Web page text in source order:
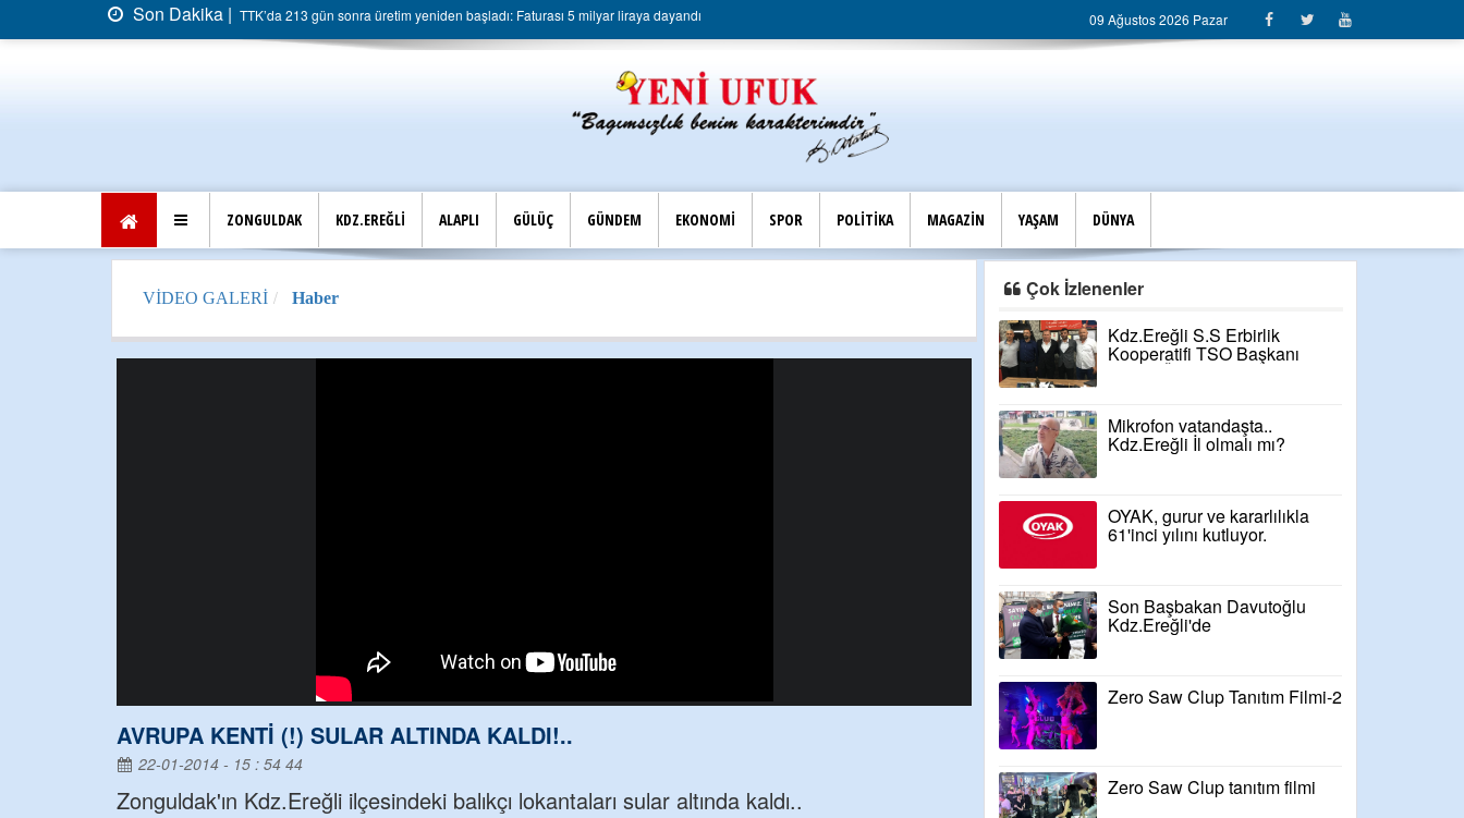
Son Dakika | TTK’da 213 gün sonra üretim yeniden başladı: Faturası 5 milyar liraya dayandı 09 Ağustos 2026 Pazar
ZONGULDAK KDZ.EREĞLİ ALAPLI GÜLÜÇ GÜNDEM EKONOMİ SPOR POLİTİKA MAGAZİN YAŞAM DÜNYA
VİDEO GALERİ Haber
AVRUPA KENTİ (!) SULAR ALTINDA KALDI!..
22-01-2014 - 15 : 54 44
Zonguldak'ın Kdz.Ereğli ilçesindeki balıkçı lokantaları sular altında kaldı..
Çok İzlenenler
Kdz.Ereğli S.S Erbirlik
Kooperatifi TSO Başkanı
Niyazi Özcan'a desteğini
Mikrofon vatandaşta..
Kdz.Ereğli İl olmalı mı?
OYAK, gurur ve kararlılıkla
61'inci yılını kutluyor.
Son Başbakan Davutoğlu
Kdz.Ereğli'de
Zero Saw Clup Tanıtım Filmi-2
Zero Saw Clup tanıtım filmi